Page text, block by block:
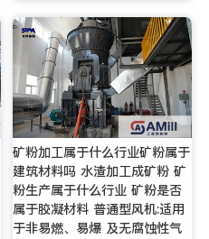
矿粉加工属于什么行业矿粉属于
建筑材料吗 水渣加工成矿粉 矿
粉生产属于什么行业 矿粉是否
属于胶凝材料 普通型风机:适用
于非易燃、易爆 及无腐蚀性气